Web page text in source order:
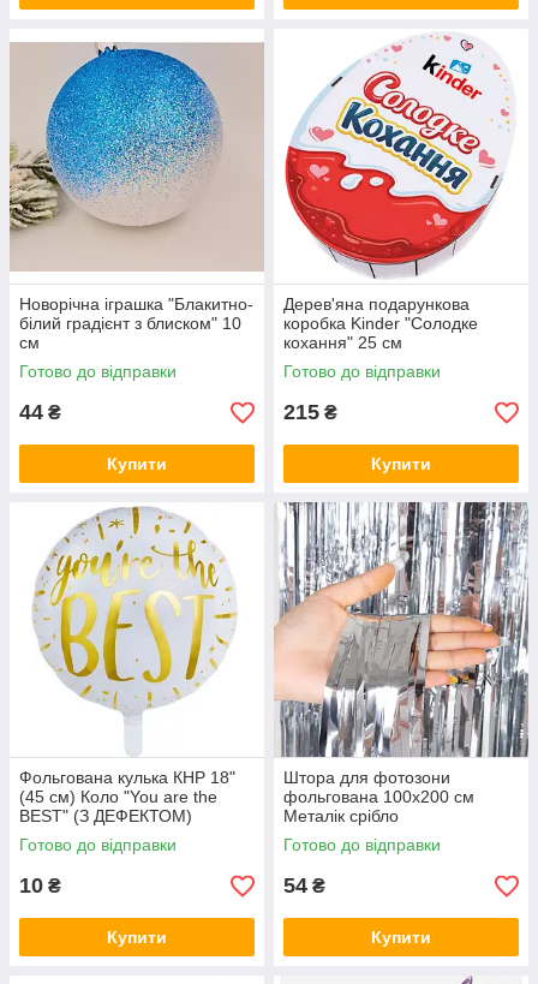
Новорічна іграшка "Блакитно-
білий градієнт з блиском" 10
см
Готово до відправки
44 ₴
Купити
Дерев'яна подарункова
коробка Kinder "Солодке
кохання" 25 см
Готово до відправки
215 ₴
Купити
Фольгована кулька КНР 18"
(45 см) Коло "You are the
BEST" (З ДЕФЕКТОМ)
Готово до відправки
10 ₴
Купити
Штора для фотозони
фольгована 100х200 см
Металік срібло
Готово до відправки
54 ₴
Купити